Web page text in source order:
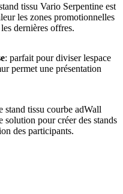
tissu Vario Serpentine est
les zones promotionnelles
dernières offres.
: parfait pour diviser lespace
permet une présentation
stand tissu courbe adWall
solution pour créer des stands
des participants.